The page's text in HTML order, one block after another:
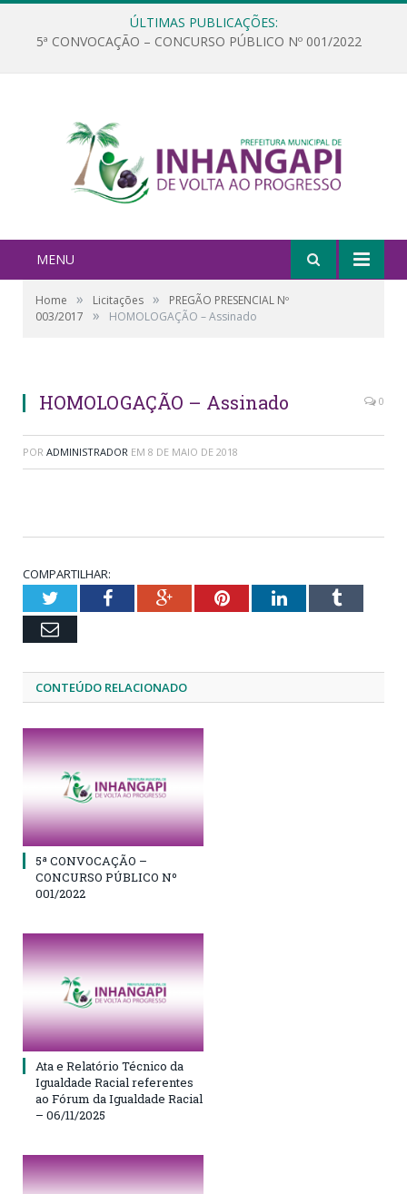
ÚLTIMAS PUBLICAÇÕES:
5ª CONVOCAÇÃO – CONCURSO PÚBLICO Nº 001/2022
MENU
Home » Licitações »
PREGÃO PRESENCIAL Nº
003/2017
» HOMOLOGAÇÃO – Assinado
HOMOLOGAÇÃO – Assinado 0
POR ADMINISTRADOR EM 8 DE MAIO DE 2018
COMPARTILHAR:
TwitterFacebookGoogle+PinterestLinkedInTumblr
Email
CONTEÚDO RELACIONADO
5ª CONVOCAÇÃO –
CONCURSO PÚBLICO Nº
001/2022
Ata e Relatório Técnico da
Igualdade Racial referentes
ao Fórum da Igualdade Racial
– 06/11/2025